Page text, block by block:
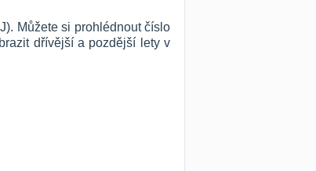
Můžete si prohlédnout číslo
dřívější a pozdější lety v